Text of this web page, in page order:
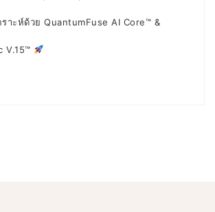
าะห์ด้วย QuantumFuse AI Core™ &
V.15™